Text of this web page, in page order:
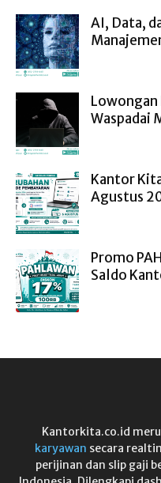
AI, Data,
Lowongan
Waspadai
Kantor
Agustus
Promo
Saldo
Kantorkita.co.id
karyawan secara
perijinan dan slip gaji